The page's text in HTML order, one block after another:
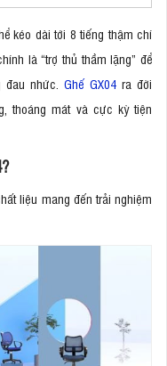
kéo dài tới 8 tiếng thậm chí
là “trợ thủ thầm lặng” để
nhức. Ghế GX04ra đời
thoáng mát và cực kỳ tiện
liệu mang đến trải nghiệm